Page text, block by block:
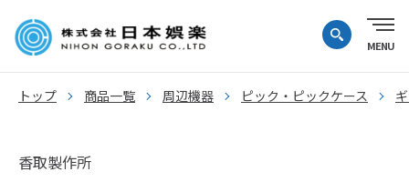
トップ 商品一覧 周辺機器 ピック・ピックケース
香取製作所